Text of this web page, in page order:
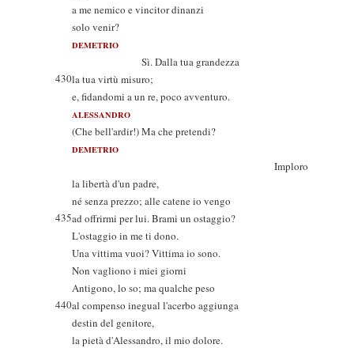
a me nemico e vincitor dinanzi
solo venir?
DEMETRIO
Sì. Dalla tua grandezza
430la tua virtù misuro;
e, fidandomi a un re, poco avventuro.
ALESSANDRO
(Che bell'ardir!) Ma che pretendi?
DEMETRIO
Imploro
la libertà d'un padre,
né senza prezzo; alle catene io vengo
435ad offrirmi per lui. Brami un ostaggio?
L'ostaggio in me ti dono.
Una vittima vuoi? Vittima io sono.
Non vagliono i miei giorni
Antigono, lo so; ma qualche peso
440al compenso inegual l'acerbo aggiunga
destin del genitore,
la pietà d'Alessandro, il mio dolore.